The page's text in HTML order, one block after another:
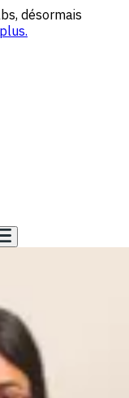
désormais